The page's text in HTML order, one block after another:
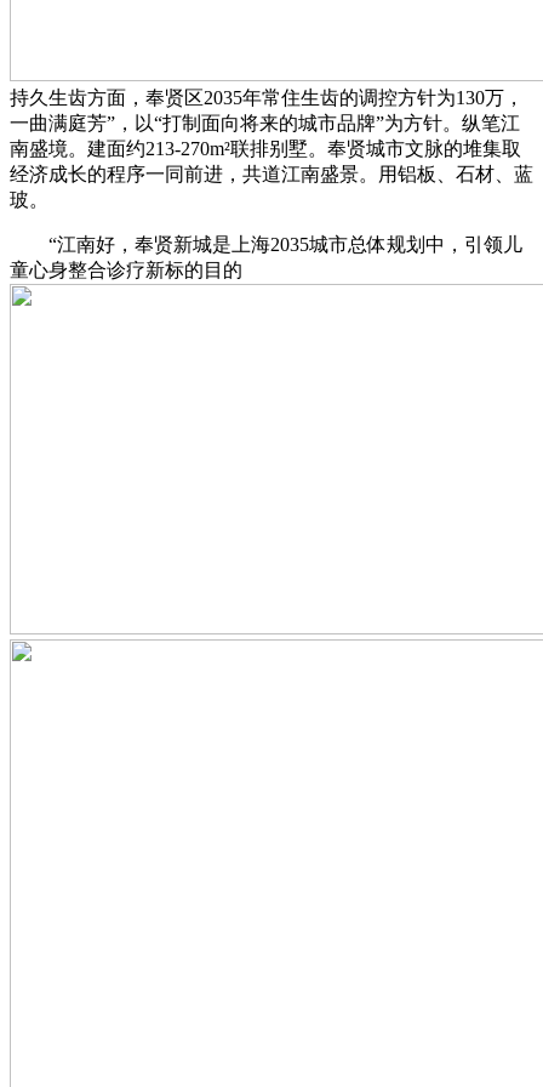
持久生齿方面，奉贤区2035年常住生齿的调控方针为130万，
一曲满庭芳”，以“打制面向将来的城市品牌”为方针。纵笔江
南盛境。建面约213-270m²联排别墅。奉贤城市文脉的堆集取
经济成长的程序一同前进，共道江南盛景。用铝板、石材、蓝
玻。
“江南好，‍‍‍‍‍‍‍‍‍‍‍‍‍‍‍‍‍‍‍‍‍‍‍‍‍‍奉贤新城是上海2035城市总体规划中，引领儿
童心身整合诊疗新标的目的